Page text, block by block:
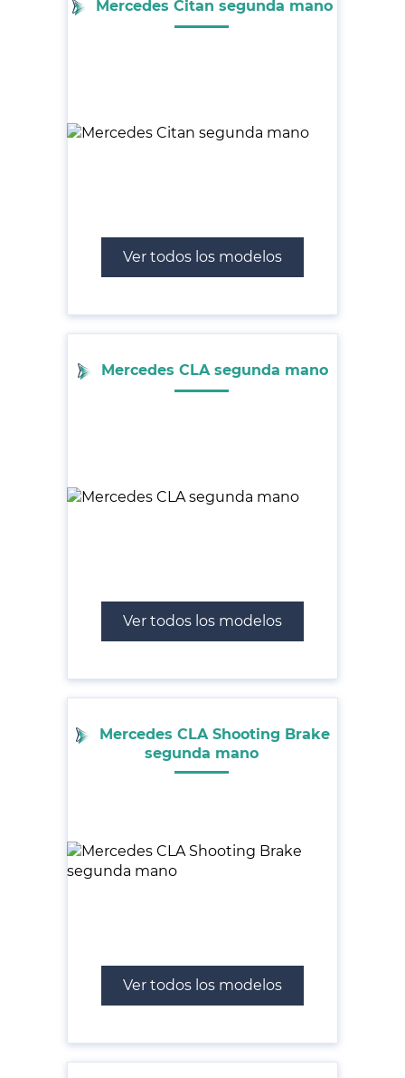
Mercedes Citan segunda mano
Ver todos los modelos
Mercedes CLA segunda mano
Ver todos los modelos
Mercedes CLA Shooting Brake
segunda mano
Ver todos los modelos